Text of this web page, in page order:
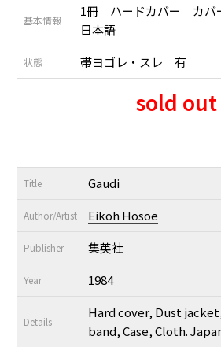
基本情報
1冊 ハードカバー カバ
日本語
状態 帯ヨゴレ・スレ 有
sold out
Title Gaudi
Author/Artist Eikoh Hosoe
Publisher 集英社
Year 1984
Details
Hard cover, Dust
band, Case, Cloth.